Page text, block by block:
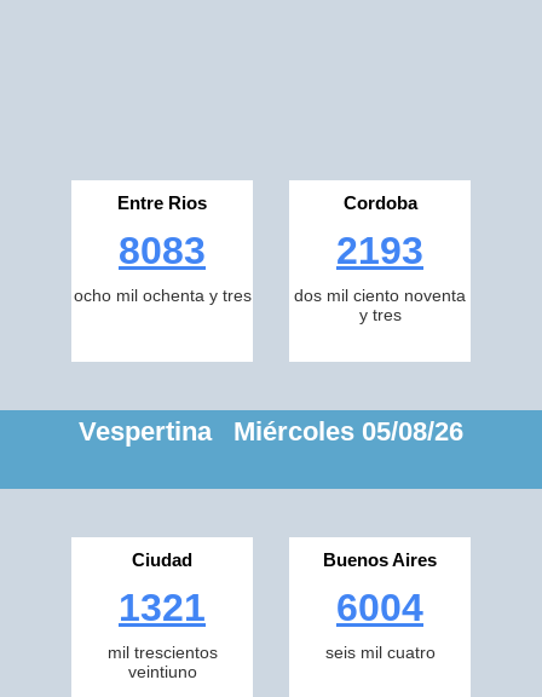
Entre Rios
8083
ocho mil ochenta y tres
Cordoba
2193
dos mil ciento noventa
y tres
Vespertina Miércoles 05/08/26
Ciudad
1321
mil trescientos
veintiuno
Buenos Aires
6004
seis mil cuatro